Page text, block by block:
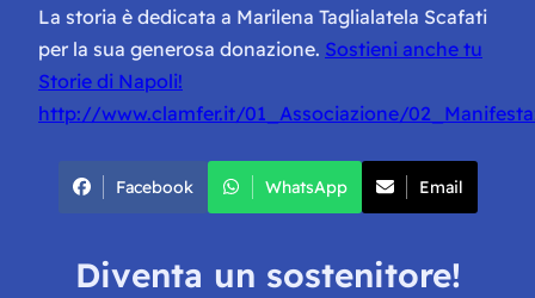
La storia è dedicata a Marilena Taglialatela Scafati
per la sua generosa donazione. Sostieni anche tu
Storie di Napoli!
http://www.clamfer.it/01_Associazione/
Facebook WhatsApp Email
Diventa un sostenitore!